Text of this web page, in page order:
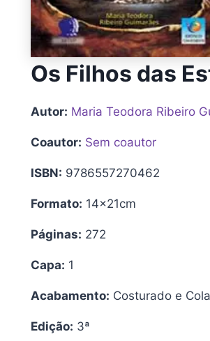
Os Filhos das
Autor: Maria Teodora Ribeiro
Coautor: Sem coautor
ISBN: 9786557270462
Formato: 14x21cm
Páginas: 272
Capa: 1
Acabamento: Costurado e
Edição: 3ª